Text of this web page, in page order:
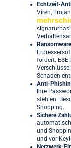
Echtzeit-
Viren,
fordert.
Schaden
Anti-
Ihre
stehlen.
Shopping.
Sichere
automatisch
und
und vor
Netzwerk-